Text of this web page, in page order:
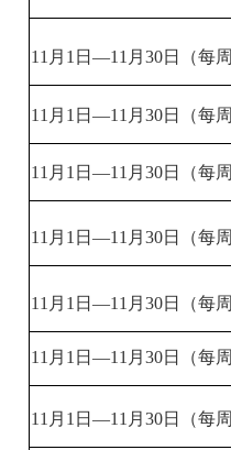
11月1日—11月30日（每
11月1日—11月30日（每
11月1日—11月30日（每
11月1日—11月30日（每
11月1日—11月30日（每
11月1日—11月30日（每
11月1日—11月30日（每